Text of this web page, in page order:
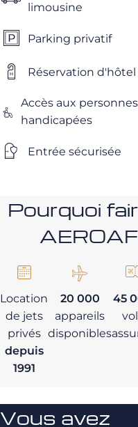
limousine
Parking privatif
Réservation d'hôtel
Accès aux personnes
handicapées
Entrée sécurisée
Pourquoi
Location
de jets
privés
depuis
1991
20 000
appareils
disponibles
45
Vous avez